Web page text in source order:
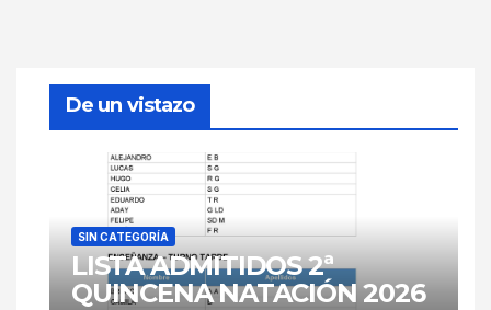
De un vistazo
SIN CATEGORÍA
LISTA ADMITIDOS 2ª
QUINCENA NATACIÓN 2026